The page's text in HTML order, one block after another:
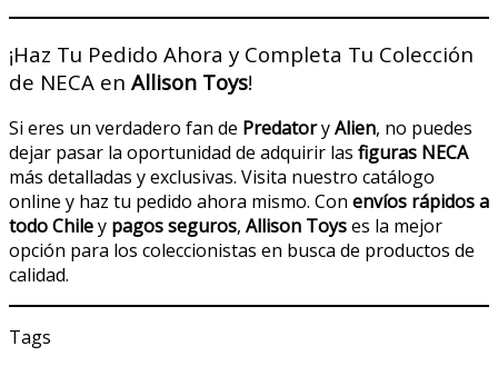
¡Haz Tu Pedido Ahora y Completa Tu Colección
de NECA en Allison Toys!
Si eres un verdadero fan de PredatoryAlien, no puedes
dejar pasar la oportunidad de adquirir las figuras NECA
más detalladas y exclusivas. Visita nuestro catálogo
online y haz tu pedido ahora mismo. Con envíos rápidos a
todo Chiley pagos seguros, Allison Toyses la mejor
opción para los coleccionistas en busca de productos de
calidad.
Tags